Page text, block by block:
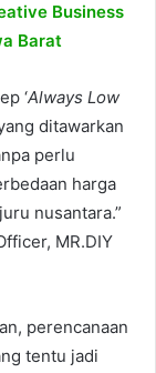
Business
Barat
‘Always Low
ditawarkan
perlu
harga
nusantara.”
MR.DIY
perencanaan
tentu jadi